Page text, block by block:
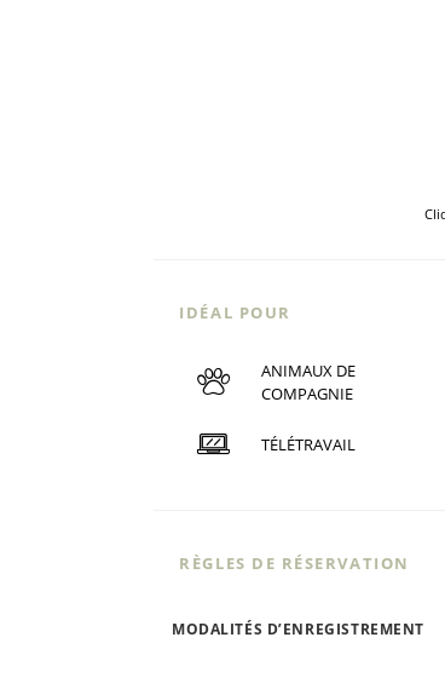
IDÉAL POUR
ANIMAUX DE
COMPAGNIE
TÉLÉTRAVAIL
RÈGLES DE RÉSERVATION
MODALITÉS D’ENREGISTREMENT